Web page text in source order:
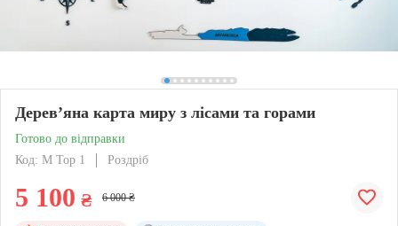
Дерев’яна карта миру з лісами та горами
Готово до відправки
Код: M Top 1
Роздріб
5 100 ₴ 6 000 ₴